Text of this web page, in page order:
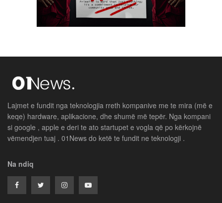
Lajmet e fundit nga teknologjia rreth kompanive me te mira (më e
keqe) hardware, aplikacione, dhe shumë më tepër. Nga kompani
si google , apple e deri te ato startupet e vogla që po kërkojnë
vëmendjen tuaj . 01News do ketë te fundit ne teknologji .
Na ndiq